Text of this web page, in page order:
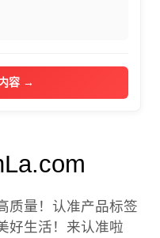
容 →
质量！认准产品标签
好生活！来认准啦